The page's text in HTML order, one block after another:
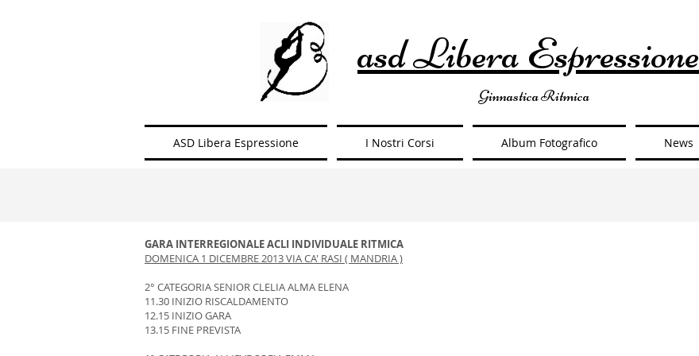
asd Libera Espressione
Ginnastica Ritmica
ASD Libera Espressione I Nostri Corsi Album Fotografico News
GARA INTERREGIONALE ACLI INDIVIDUALE RITMICA
DOMENICA 1 DICEMBRE 2013 VIA CA' RASI ( MANDRIA )
2° CATEGORIA SENIOR CLELIA ALMA ELENA
11.30 INIZIO RISCALDAMENTO
12.15 INIZIO GARA
13.15 FINE PREVISTA